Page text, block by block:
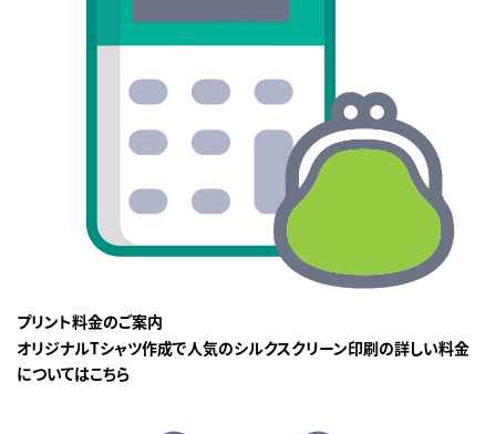
プリント料金のご案内
オリジナルTシャツ作成で人気のシルクスクリーン印刷の詳しい料金
についてはこちら